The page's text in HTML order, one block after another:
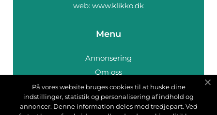
web: www.klikko.dk
Menu
Annonsering
Om oss
Cookies
Kontakta oss
På vores website bruges cookies til at huske dine
indstillinger, statistik og personalisering af indhold og
annoncer. Denne information deles med tredjepart. Ved